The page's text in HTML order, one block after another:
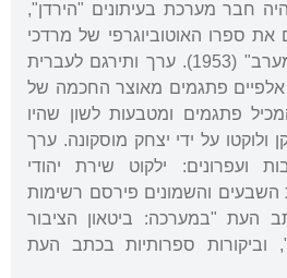
חבר מערכת בעיתונים "הירדן",
את ספרו האוטוביוגרפי של מרדכי
אהרנפרייז "בין מזרח למערב" (1953). ערך ותירגם לעברית
פתגמים מאוצר החכמה של
ספרד" (1981), המכיל פתגמים ומטבעות לשון שהיו
ולוקטו על ידי יצחק מוסקונה. ערך
ועפרונים: ילקוט שירת יהודי
בשנות השבעים והשמונים פירסם רשימות
העת "במערכה: ביטאון הציבור
וביקורות ספרותיות בכתב העת